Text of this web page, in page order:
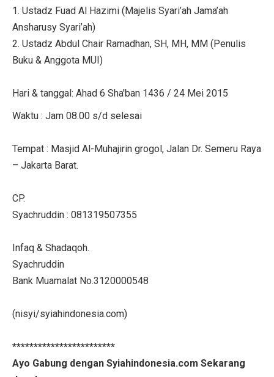
1. Ustadz Fuad Al Hazimi (Majelis Syari’ah Jama’ah
Ansharusy Syari’ah)
2. Ustadz Abdul Chair Ramadhan, SH, MH, MM (Penulis
Buku & Anggota MUI)
Hari & tanggal: Ahad 6 Sha'ban 1436 / 24 Mei 2015
Waktu : Jam 08.00 s/d selesai
Tempat : Masjid Al-Muhajirin grogol, Jalan Dr. Semeru Raya
– Jakarta Barat.
CP.
Syachruddin : 081319507355
Infaq & Shadaqoh.
Syachruddin
Bank Muamalat No.3120000548
(nisyi/syiahindonesia.com)
************************
Ayo Gabung dengan Syiahindonesia.com Sekarang